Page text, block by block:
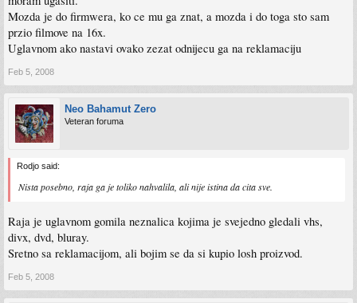
Mozda je do firmwera, ko ce mu ga znat, a mozda i do toga sto sam
przio filmove na 16x.
Uglavnom ako nastavi ovako zezat odnijecu ga na reklamaciju
Feb 5, 2008
Neo Bahamut Zero
Veteran foruma
Rodjo said:
Nista posebno, raja ga je toliko nahvalila, ali nije istina da cita sve.
Raja je uglavnom gomila neznalica kojima je svejedno gledali vhs,
divx, dvd, bluray.
Sretno sa reklamacijom, ali bojim se da si kupio losh proizvod.
Feb 5, 2008